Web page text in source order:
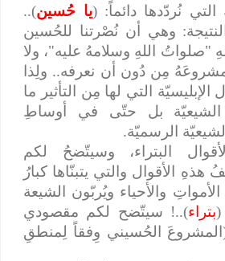
نُردّدها دائماً: ( يا حُسين)..
وهي أن نُصْرتنا للحُسين
اللهِ وسلامهُ عليه"، ولا
مِن دُون أن نعرفه.. ولِذا
التي لها مِن التأثير ما
بل حتّى في أوساطِ
الرسميّة.
البتراء، وسيتّضحُ لكم
الأقوال والتي يتبنّاها كبارُ
والأحياء ويُربّون الشيعة
بتراء)..! سيتّضح لكم مقصودي
الحُسيني وِفقاً لِمنطقِ